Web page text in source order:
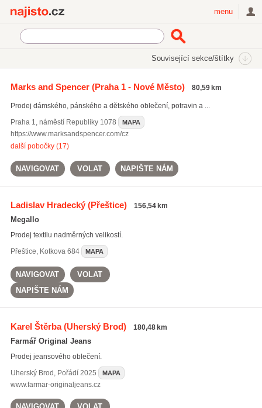
menu
Související sekce/štítky
kalhoty(1282)
pánská saka(289)
Marks and Spencer(Praha 1 - Nové Město) 80,59 km
Prodej dámského, pánského a dětského oblečení, potravin a ...
Praha 1, náměstí Republiky 1078 MAPA
https://www.marksandspencer.com/cz
další pobočky (17)
NAVIGOVAT VOLAT NAPIŠTE NÁM
Ladislav Hradecký(Přeštice) 156,54 km
Megallo
Prodej textilu nadměrných velikostí.
Přeštice, Kotkova 684 MAPA
NAVIGOVAT
VOLAT
NAPIŠTE NÁM
Karel Štěrba(Uherský Brod) 180,48 km
Farmář Original Jeans
Prodej jeansového oblečení.
Uherský Brod , Pořádí 2025 MAPA
www.farmar-originaljeans.cz